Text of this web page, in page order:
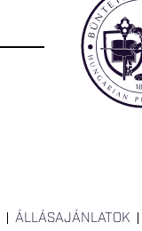
ÁLLÁSAJÁNLATOK